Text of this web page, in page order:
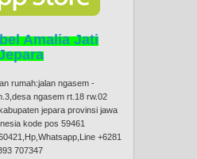
Amalia Jati
rumah:jalan ngasem -
ngasem rt.18 rw.02
jepara provinsi jawa
kode pos 59461
+6281
707347